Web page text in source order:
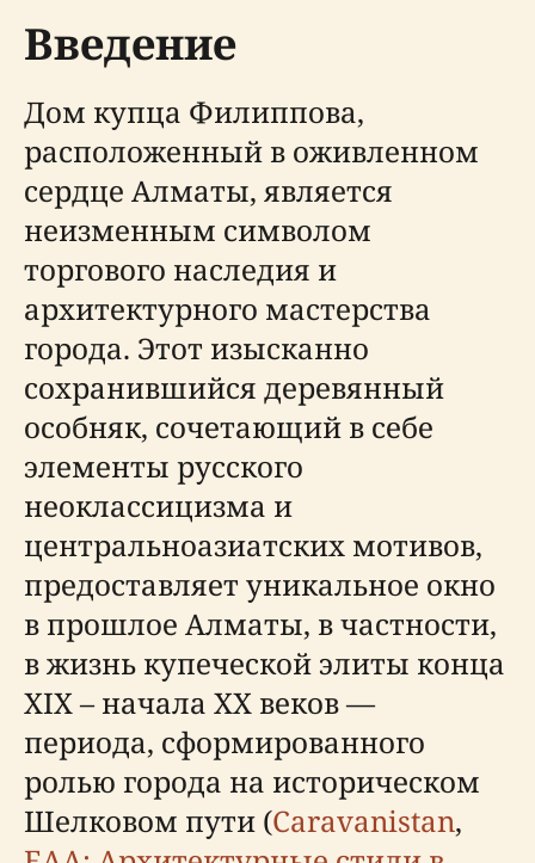
Введение
Дом купца Филиппова,
расположенный в оживленном
сердце Алматы, является
неизменным символом
торгового наследия и
архитектурного мастерства
города. Этот изысканно
сохранившийся деревянный
особняк, сочетающий в себе
элементы русского
неоклассицизма и
центральноазиатских мотивов,
предоставляет уникальное окно
в прошлое Алматы, в частности,
в жизнь купеческой элиты конца
XIX – начала XX веков —
периода, сформированного
ролью города на историческом
Шелковом пути (Caravanistan,